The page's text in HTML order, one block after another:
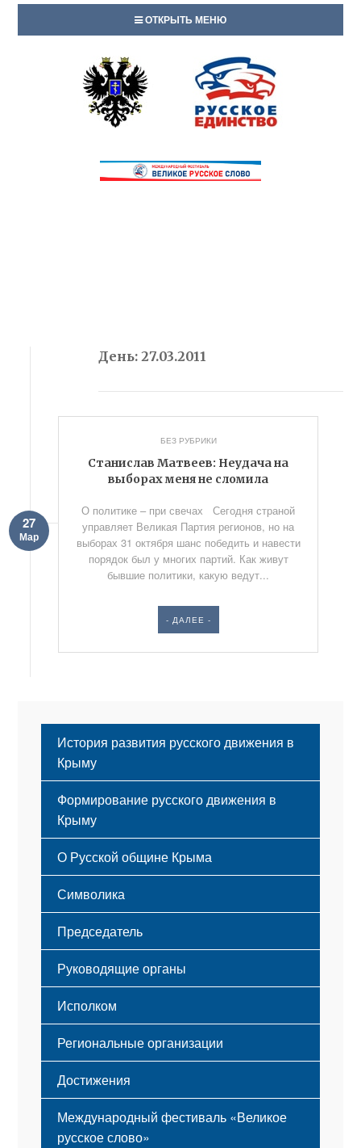
ОТКРЫТЬ МЕНЮ
День:27.03.2011
БЕЗ РУБРИКИ
Станислав Матвеев: Неудача на
выборах меня не сломила
27
Мар
О политике – при свечах Сегодня страной
управляет Великая Партия регионов, но на
выборах 31 октября шанс победить и навести
порядок был у многих партий. Как живут
бывшие политики, какую ведут...
- ДАЛЕЕ -
История развития русского движения в
Крыму
Формирование русского движения в
Крыму
Русский Крым
О Русской общине Крыма
Этапы становления
Принципы деятельности
Структура
Мероприятия
Символика
Флаг
Герб
Гимн
Председатель
Руководящие органы
Исполком
Региональные организации
Достижения
Международный фестиваль «Великое
русское слово»